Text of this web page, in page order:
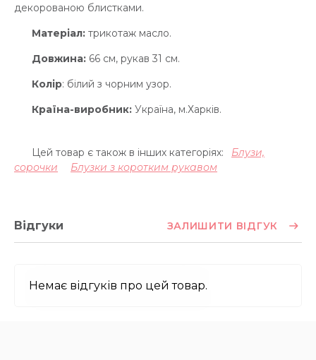
декорованою блистками.
Матеріал: трикотаж масло.
Довжина: 66 см, рукав 31 см.
Колір: білий з чорним узор.
Країна-виробник: Україна, м.Харків.
Цей товар є також в інших категоріях:
Блузи,
сорочки
Блузки з коротким рукавом
Відгуки ЗАЛИШИТИ ВІДГУК
Немає відгуків про цей товар.